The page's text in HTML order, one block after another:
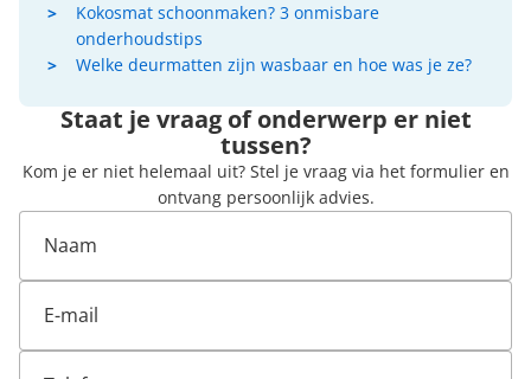
Kokosmat schoonmaken? 3 onmisbare
onderhoudstips
Welke deurmatten zijn wasbaar en hoe was je ze?
Staat je vraag of onderwerp er niet
tussen?
Kom je er niet helemaal uit? Stel je vraag via het formulier en
ontvang persoonlijk advies.